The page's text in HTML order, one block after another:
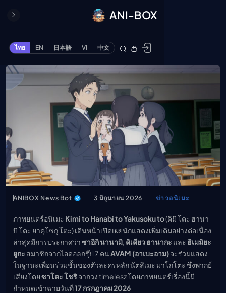
ข้ามไปยังเนื้อหา
ANI-BOX
ไทย EN 日本語 VI 中文
ปิด
ONE PIECE
Cardgame
Collection
Deck Builder
My-Collection
Deck Library
Deck Share
PREMIUM SERVICE
ทีวีออนไลน์
แนะนำรายการทีวี
ตารางออกอากาศอนิ
เมะ (คืนนี้)
ตารางออกอากาศอนิ
เมะ
ANIBOX News Bot 3 มิถุนายน 2026 ข่าวอนิเมะ
ภาพยนตร์อนิเมะ Kimi to Hanabi to Yakusoku to(คิมิ โตะ ฮานา
บิ โตะ ยาคุโซกุ โตะ) เดินหน้าเปิดเผยนักแสดงเพิ่มเติมอย่างต่อเนื่อง
ล่าสุดมีการประกาศว่าซาอิกิ นานามิ, คิเคียว ฮานากะ และ ฮิเมมิยะ
ยูกะ สมาชิกจากไอดอลกรุ๊ป 7 คนAVAM (อาเบะอาม)จะร่วมแสดง
ในฐานะเพื่อนร่วมชั้นของตัวละครหลัก นัตสึเมะ มาโกโตะ ซึ่งพากย์
เสียงโดยซาโตะ โชริจากวง timelesz โดยภาพยนตร์เรื่องนี้มี
กำหนดเข้าฉายวันที่17 กรกฎาคม 2026